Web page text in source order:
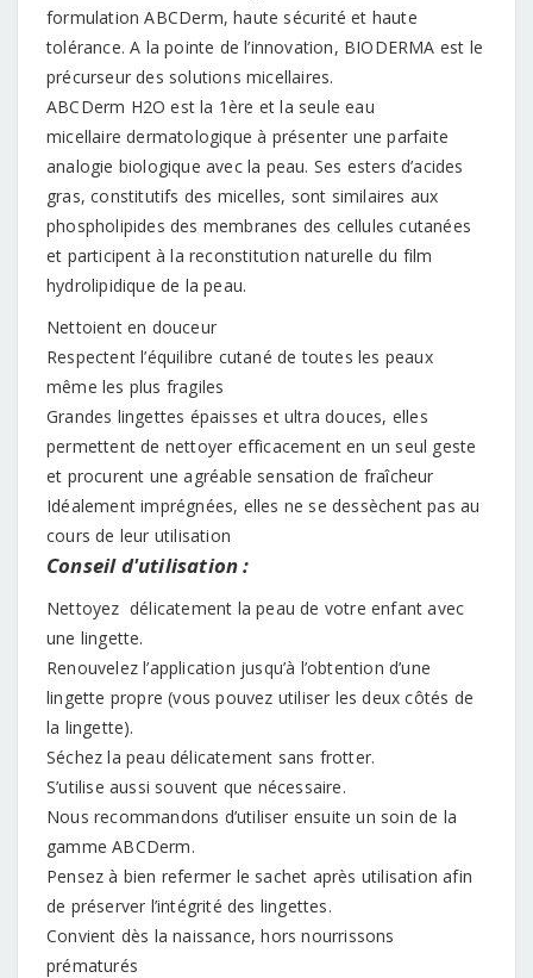
formulation ABCDerm, haute sécurité et haute
tolérance. A la pointe de l’innovation, BIODERMA est le
précurseur des solutions micellaires.
ABCDerm H2O est la 1ère et la seule eau
micellaire dermatologique à présenter une parfaite
analogie biologique avec la peau. Ses esters d’acides
gras, constitutifs des micelles, sont similaires aux
phospholipides des membranes des cellules cutanées
et participent à la reconstitution naturelle du film
hydrolipidique de la peau.
Nettoient en douceur
Respectent l’équilibre cutané de toutes les peaux
même les plus fragiles
Grandes lingettes épaisses et ultra douces, elles
permettent de nettoyer efficacement en un seul geste
et procurent une agréable sensation de fraîcheur
Idéalement imprégnées, elles ne se dessèchent pas au
cours de leur utilisation
Conseil d'utilisation :
Nettoyez délicatement la peau de votre enfant avec
une lingette.
Renouvelez l’application jusqu’à l’obtention d’une
lingette propre (vous pouvez utiliser les deux côtés de
la lingette).
Séchez la peau délicatement sans frotter.
S’utilise aussi souvent que nécessaire.
Nous recommandons d’utiliser ensuite un soin de la
gamme ABCDerm.
Pensez à bien refermer le sachet après utilisation afin
de préserver l’intégrité des lingettes.
Convient dès la naissance, hors nourrissons
prématurés